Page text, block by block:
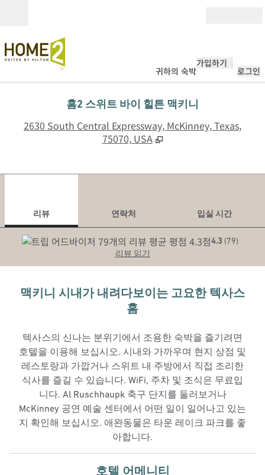
귀하의 숙박
가입하기
로그인
홈2 스위트 바이 힐튼 맥키니
2630 South Central Expressway, McKinney, Texas,
75070, USA
리뷰 연락처
입실 시간
4.3 (79)
리뷰 읽기
맥키니 시내가 내려다보이는 고요한 텍사스
홈
텍사스의 신나는 분위기에서 조용한 숙박을 즐기려면
호텔을 이용해 보십시오. 시내와 가까우며 현지 상점 및
레스토랑과 가깝거나 스위트 내 주방에서 직접 조리한
식사를 즐길 수 있습니다. WiFi, 주차 및 조식은 무료입
니다. Al Ruschhaupk 축구 단지를 둘러보거나
McKinney 공연 예술 센터에서 어떤 일이 일어나고 있는
지 확인해 보십시오. 애완동물은 타운 레이크 파크를 좋
아합니다.
호텔 어메니티